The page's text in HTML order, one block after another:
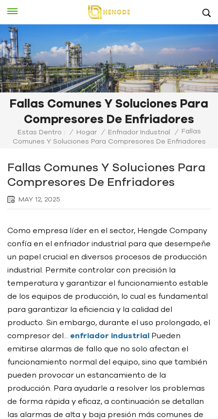
Fallas Comunes Y Soluciones Para
Compresores De Enfriadores
Estas Dentro : / Hogar / Enfriador Industrial /
Fallas
Comunes Y Soluciones Para Compresores De Enfriadores
Fallas Comunes Y Soluciones Para
Compresores De Enfriadores
MAY 12, 2025
Como empresa líder en el sector, Hengde Company
confía en el enfriador industrial para que desempeñe
un papel crucial en diversos procesos de producción
industrial. Permite controlar con precisión la
temperatura y garantizar el funcionamiento estable
de los equipos de producción, lo cual es fundamental
para garantizar la eficiencia y la calidad del
producto. Sin embargo, durante el uso prolongado, el
compresor del... enfriador industrial Pueden
emitirse alarmas de fallo que no solo afectan el
funcionamiento normal del equipo, sino que también
pueden provocar un estancamiento de la
producción. Para ayudarle a resolver los problemas
de forma rápida y eficaz, a continuación se detallan
las alarmas de alta y baja presión más comunes de